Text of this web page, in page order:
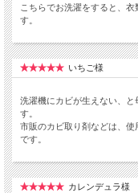
こちらでお洗濯をすると、
す。
いちご様
洗濯機にカビが生えない、
す。
市販のカビ取り剤などは、使
です。
カレンデュラ様